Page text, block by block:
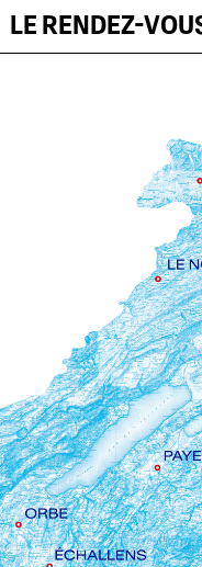
LE RENDEZ-